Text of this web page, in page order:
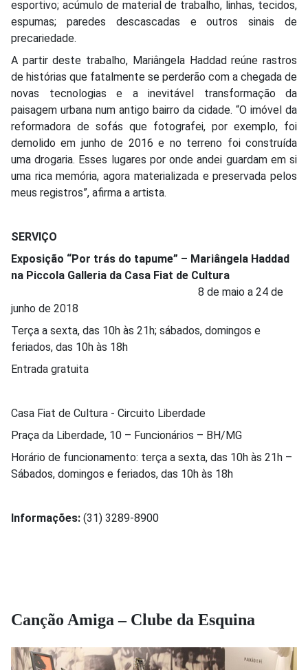
esportivo; acúmulo de material de trabalho, linhas, tecidos,
espumas; paredes descascadas e outros sinais de
precariedade.
A partir deste trabalho, Mariângela Haddad reúne rastros
de histórias que fatalmente se perderão com a chegada de
novas tecnologias e a inevitável transformação da
paisagem urbana num antigo bairro da cidade. “O imóvel da
reformadora de sofás que fotografei, por exemplo, foi
demolido em junho de 2016 e no terreno foi construída
uma drogaria. Esses lugares por onde andei guardam em si
uma rica memória, agora materializada e preservada pelos
meus registros”, afirma a artista.
SERVIÇO
Exposição “Por trás do tapume” – Mariângela Haddad
na Piccola Galleria da Casa Fiat de Cultura
8 de maio a 24 de
junho de 2018
Terça a sexta, das 10h às 21h; sábados, domingos e
feriados, das 10h às 18h
Entrada gratuita
Casa Fiat de Cultura - Circuito Liberdade
Praça da Liberdade, 10 – Funcionários – BH/MG
Horário de funcionamento: terça a sexta, das 10h às 21h –
Sábados, domingos e feriados, das 10h às 18h
Informações: (31) 3289-8900
Canção Amiga – Clube da Esquina